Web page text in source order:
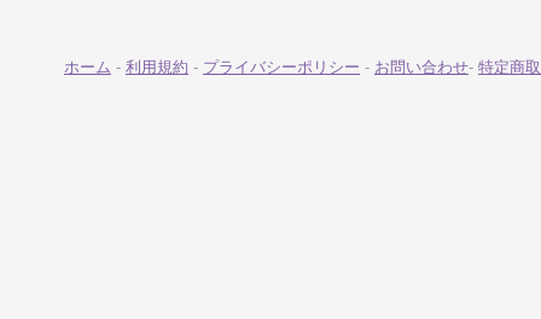
ホーム - 利用規約 - プライバシーポリシー - お問い合わせ- 特定商